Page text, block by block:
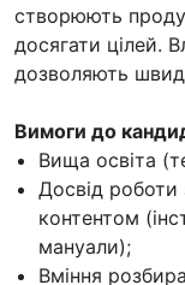
створюють
досягати цілей.
дозволяють
Вимоги до
Вища освіта
Досвід
контентом
мануали);
Вміння